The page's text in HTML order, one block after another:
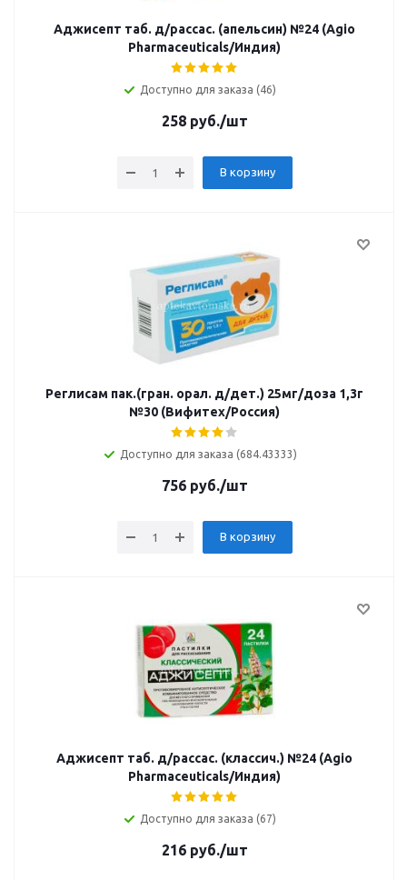
Аджисепт таб. д/рассас. (апельсин) №24 (Agio
Pharmaceuticals/Индия)
Доступно для заказа (46)
258руб./шт
В корзину
Реглисам пак.(гран. орал. д/дет.) 25мг/доза 1,3г
№30 (Вифитех/Россия)
Доступно для заказа (684.43333)
756руб./шт
В корзину
Аджисепт таб. д/рассас. (классич.) №24 (Agio
Pharmaceuticals/Индия)
Доступно для заказа (67)
216руб./шт